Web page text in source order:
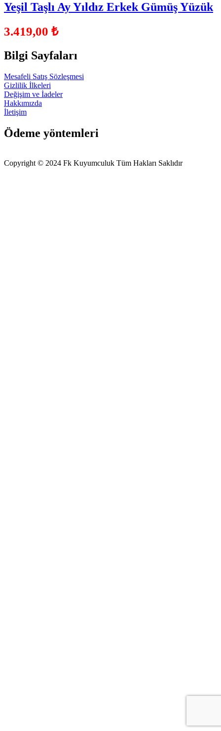
Yeşil Taşlı Ay Yıldız Erkek Gümüş Yüzük
3.419,00 ₺
Bilgi Sayfaları
Mesafeli Satış Sözleşmesi
Gizlilik İlkeleri
Değişim ve İadeler
Hakkımızda
İletişim
Ödeme yöntemleri
Copyright © 2024 Fk Kuyumculuk Tüm Hakları Saklıdır